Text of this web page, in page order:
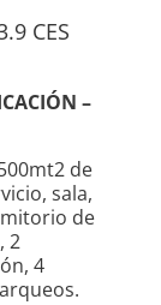
CES
–
de
sala,
de
2
4